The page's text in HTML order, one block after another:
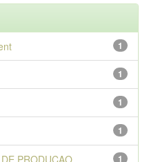
1
1
1
1
1
PRODUCAO